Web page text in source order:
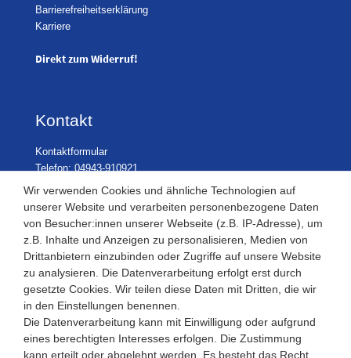
Barrierefreiheitserklärung
Karriere
Direkt zum Widerruf!
Kontakt
Kontaktformular
Telefon: 04943-910921
Laden Öffnungszeiten
Montag - Freitag
08:30 - 12:30 und 13.00 - 17.30 Uhr
Samstags
08:30 bis 12:30 Uhr
Wir verwenden Cookies und ähnliche Technologien auf
unserer Website und verarbeiten personenbezogene Daten
von Besucher:innen unserer Webseite (z.B. IP-Adresse), um
z.B. Inhalte und Anzeigen zu personalisieren, Medien von
Drittanbietern einzubinden oder Zugriffe auf unsere Website
zu analysieren. Die Datenverarbeitung erfolgt erst durch
gesetzte Cookies. Wir teilen diese Daten mit Dritten, die wir
in den Einstellungen benennen.
Die Datenverarbeitung kann mit Einwilligung oder aufgrund
eines berechtigten Interesses erfolgen. Die Zustimmung
kann erteilt oder abgelehnt werden. Es besteht das Recht,